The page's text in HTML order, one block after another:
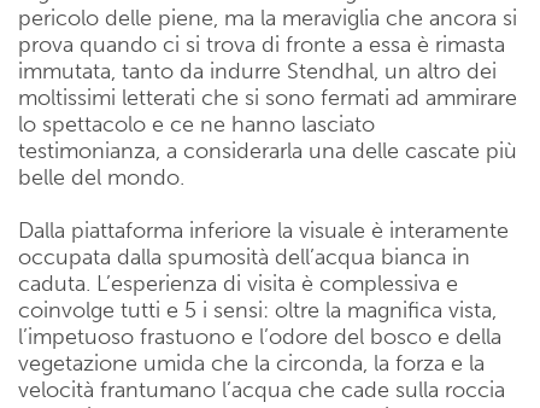
pericolo delle piene, ma la meraviglia che ancora si
prova quando ci si trova di fronte a essa è rimasta
immutata, tanto da indurre Stendhal, un altro dei
moltissimi letterati che si sono fermati ad ammirare
lo spettacolo e ce ne hanno lasciato
testimonianza, a considerarla una delle cascate più
belle del mondo.
Dalla piattaforma inferiore la visuale è interamente
occupata dalla spumosità dell’acqua bianca in
caduta. L’esperienza di visita è complessiva e
coinvolge tutti e 5 i sensi: oltre la magnifica vista,
l’impetuoso frastuono e l’odore del bosco e della
vegetazione umida che la circonda, la forza e la
velocità frantumano l’acqua che cade sulla roccia